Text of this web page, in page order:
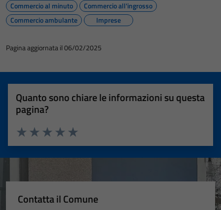
Commercio al minuto
Commercio all'ingrosso
Commercio ambulante
Imprese
Pagina aggiornata il 06/02/2025
Quanto sono chiare le informazioni su questa
pagina?
Valuta 5 stelle su 5
Valuta 4 stelle su 5
Valuta 3 stelle su 5
Valuta 2 stelle su 5
Valuta 1 stelle su 5
Contatta il Comune